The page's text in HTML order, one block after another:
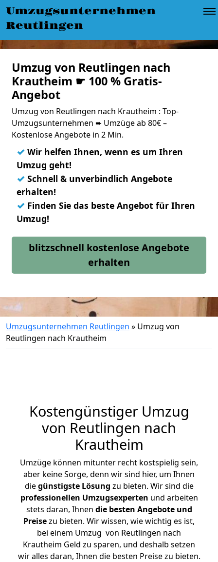
Umzugsunternehmen
Reutlingen
Umzug von Reutlingen nach
Krautheim ☛ 100 % Gratis-
Angebot
Umzug von Reutlingen nach Krautheim : Top-
Umzugsunternehmen ➨ Umzüge ab 80€ –
Kostenlose Angebote in 2 Min.
✓ Wir helfen Ihnen, wenn es um Ihren
Umzug geht!
✓ Schnell & unverbindlich Angebote
erhalten!
✓ Finden Sie das beste Angebot für Ihren
Umzug!
blitzschnell kostenlose Angebote
erhalten
Umzugsunternehmen Reutlingen » Umzug von
Reutlingen nach Krautheim
Kostengünstiger Umzug
von Reutlingen nach
Krautheim
Umzüge können mitunter recht kostspielig sein,
aber keine Sorge, denn wir sind hier, um Ihnen
diegünstigste Lösung zu bieten. Wir sind die
professionellen Umzugsexperten und arbeiten
stets daran, Ihnen die besten Angebote und
Preisezu bieten. Wir wissen, wie wichtig es ist,
bei einem Umzug von Reutlingen nach
Krautheim Geld zu sparen, und deshalb setzen
wir alles daran, Ihnen die besten Preise zu bieten.